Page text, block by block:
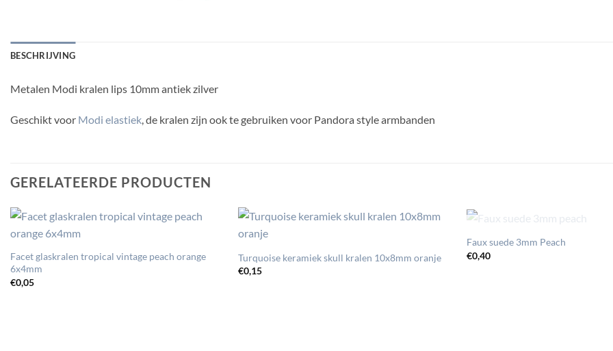
BESCHRIJVING
Metalen Modi kralen lips 10mm antiek zilver
Geschikt voor Modi elastiek, de kralen zijn ook te gebruiken voor Pandora style armbanden
GERELATEERDE PRODUCTEN
Facet glaskralen tropical vintage peach orange
6x4mm
€0,05
Turquoise keramiek skull kralen 10x8mm oranje
€0,15
UITVERKOCHT
Faux suede 3mm Peach
€0,40